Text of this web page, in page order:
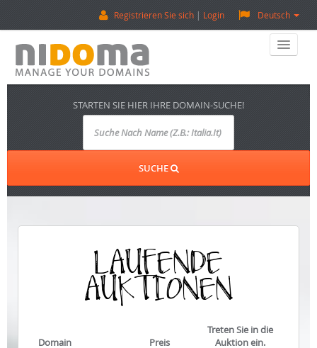
Deutsch
Registrieren Sie sich Login
Eine Domain Kaufen
Verkaufen Sie Eine Domain
Domain-Bewertung
Backorder (Reservierungen)
Kontaktieren Sie Uns
STARTEN SIE HIER IHRE DOMAIN-SUCHE!
SUCHE
LAUFENDE
AUKTIONEN
Domain Preis
Treten Sie in die
Auktion ein.